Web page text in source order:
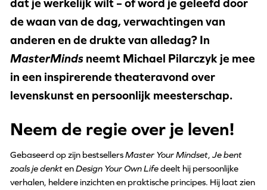
dat je werkelijk wilt – of word je geleefd door
de waan van de dag, verwachtingen van
anderen en de drukte van alledag? In
MasterMindsneemt Michael Pilarczyk je mee
in een inspirerende theateravond over
levenskunst en persoonlijk meesterschap.
Neem de regie over je leven!
Gebaseerd op zijn bestsellersMaster Your Mindset, Je bent
zoals je denktenDesign Your Own Lifedeelt hij persoonlijke
verhalen, heldere inzichten en praktische principes. Hij laat zien